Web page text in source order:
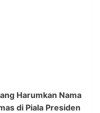
Harumkan Nama
di Piala Presiden